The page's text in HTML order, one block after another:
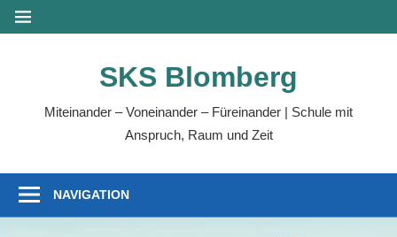
Zum
Inhalt
MENÜ
SKS Blomberg
Miteinander – Voneinander – Füreinander | Schule mit
Anspruch, Raum und Zeit
NAVIGATION